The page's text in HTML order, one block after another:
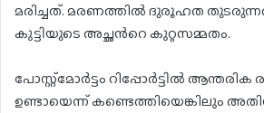
മരിച്ചത്. മരണത്തിൽ ദുരൂഹത
കുട്ടിയുടെ അച്ഛന്‍റെ കുറ്റസമ്മതം.
പോസ്റ്റ്‍മോര്‍ട്ടം റിപ്പോര്‍ട്ടിൽ
ഉണ്ടായെന്ന് കണ്ടെത്തിയെങ്കിലും